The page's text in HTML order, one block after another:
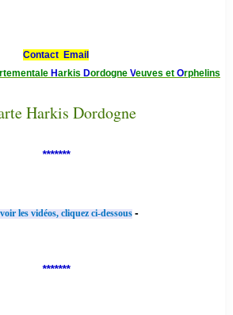
Contact Email
Harkis Dordogne Veuves et Orphelins
*******
les vidéos, cliquez ci-dessous -
*******